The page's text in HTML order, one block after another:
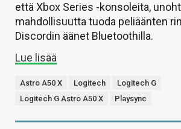
että Xbox Series -konsoleita,
mahdollisuutta tuoda peliäänten
Discordin äänet Bluetoothilla.
Lue lisää
Astro A50 X Logitech
Logitech G
Logitech G Astro A50 X
Playsync